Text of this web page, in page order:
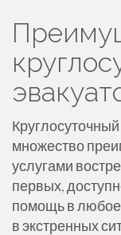
множество
услугами
первых,
помощь в любое
в экстренных